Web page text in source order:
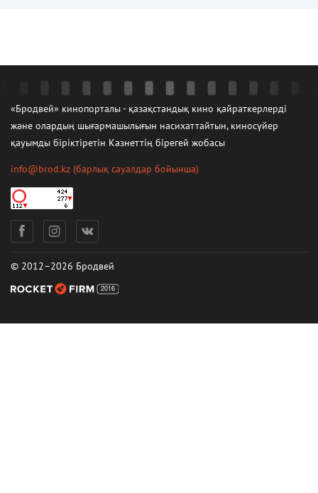
«Бродвей» кинопорталы - қазақстандық кино қайраткерлерді
және олардың шығармашылығын насихаттайтын, киносүйер
қауымды біріктіретін Казнеттің бірегей жобасы
info@brod.kz (барлық сауалдар бойынша)
© 2012–2026 Бродвей